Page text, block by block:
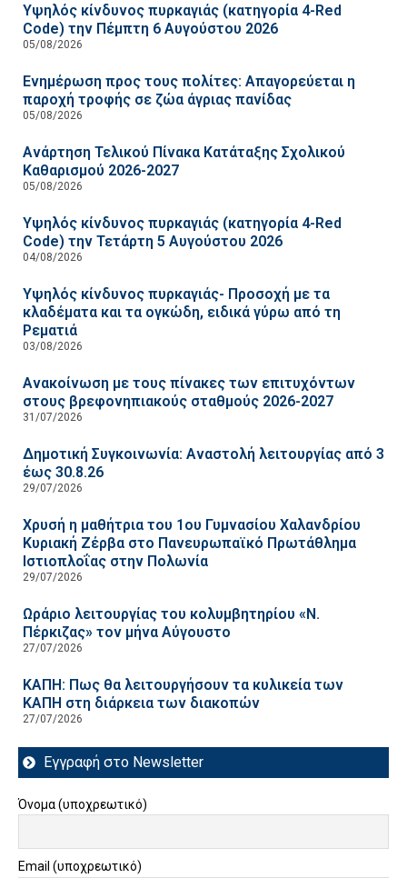
Υψηλός κίνδυνος πυρκαγιάς (κατηγορία 4-Red
Code) την Πέμπτη 6 Αυγούστου 2026
05/08/2026
Ενημέρωση προς τους πολίτες: Απαγορεύεται η
παροχή τροφής σε ζώα άγριας πανίδας
05/08/2026
Ανάρτηση Τελικού Πίνακα Κατάταξης Σχολικού
Καθαρισμού 2026-2027
05/08/2026
Υψηλός κίνδυνος πυρκαγιάς (κατηγορία 4-Red
Code) την Τετάρτη 5 Αυγούστου 2026
04/08/2026
Υψηλός κίνδυνος πυρκαγιάς- Προσοχή με τα
κλαδέματα και τα ογκώδη, ειδικά γύρω από τη
Ρεματιά
03/08/2026
Ανακοίνωση με τους πίνακες των επιτυχόντων
στους βρεφονηπιακούς σταθμούς 2026-2027
31/07/2026
Δημοτική Συγκοινωνία: Αναστολή λειτουργίας από 3
έως 30.8.26
29/07/2026
Χρυσή η μαθήτρια του 1ου Γυμνασίου Χαλανδρίου
Κυριακή Ζέρβα στο Πανευρωπαϊκό Πρωτάθλημα
Ιστιοπλοΐας στην Πολωνία
29/07/2026
Ωράριο λειτουργίας του κολυμβητηρίου «Ν.
Πέρκιζας» τον μήνα Αύγουστο
27/07/2026
ΚΑΠΗ: Πως θα λειτουργήσουν τα κυλικεία των
ΚΑΠΗ στη διάρκεια των διακοπών
27/07/2026
Εγγραφή στο Newsletter
Όνομα (υποχρεωτικό)
Email (υποχρεωτικό)